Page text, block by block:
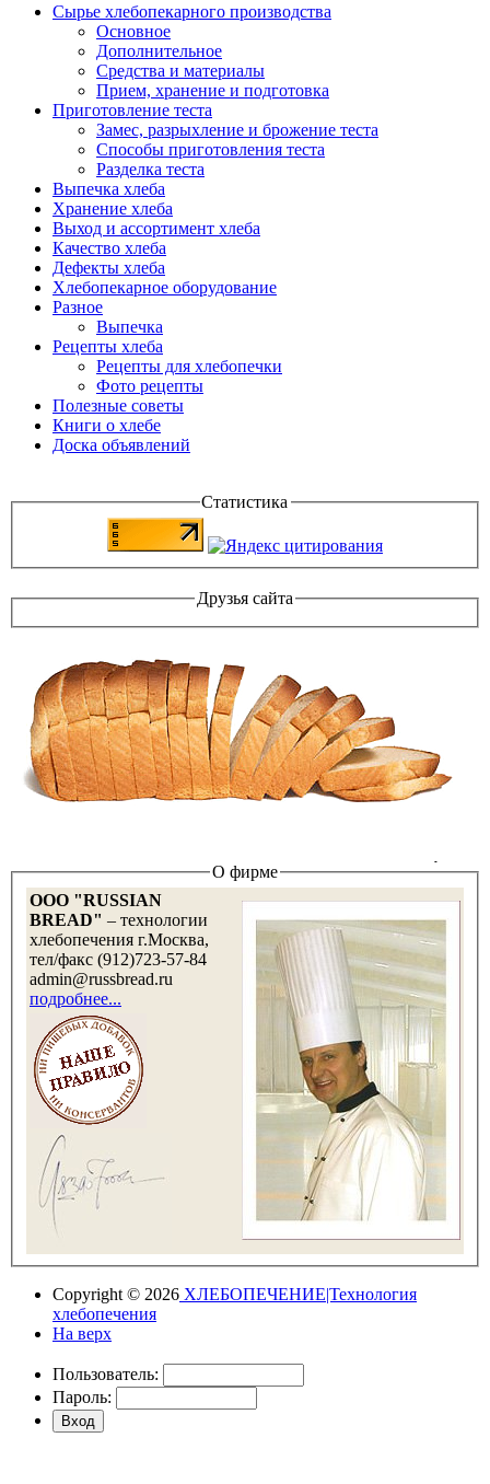
Сырье хлебопекарного производства
Основное
Дополнительное
Средства и материалы
Прием, хранение и подготовка
Приготовление теста
Замес, разрыхление и брожение теста
Способы приготовления теста
Разделка теста
Выпечка хлеба
Хранение хлеба
Выход и ассортимент хлеба
Качество хлеба
Дефекты хлеба
Хлебопекарное оборудование
Разное
Выпечка
Рецепты хлеба
Рецепты для хлебопечки
Фото рецепты
Полезные советы
Книги о хлебе
Доска объявлений
Статистика
Друзья сайта
О фирме
OOO "RUSSIAN
BREAD" – технологии
хлебопечения г.Москва,
тел/факс (912)723-57-84
admin@russbread.ru
подробнее...
Copyright © 2026 ХЛЕБОПЕЧЕНИЕ|Технология
хлебопечения
На верх
Пользователь:
Пароль: